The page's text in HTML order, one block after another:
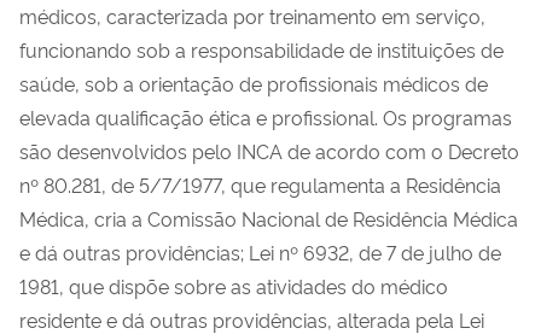
médicos, caracterizada por treinamento em serviço,
funcionando sob a responsabilidade de instituições de
saúde, sob a orientação de profissionais médicos de
elevada qualificação ética e profissional. Os programas
são desenvolvidos pelo INCA de acordo com o Decreto
nº 80.281, de 5/7/1977, que regulamenta a Residência
Médica, cria a Comissão Nacional de Residência Médica
e dá outras providências; Lei nº 6932, de 7 de julho de
1981, que dispõe sobre as atividades do médico
residente e dá outras providências, alterada pela Lei